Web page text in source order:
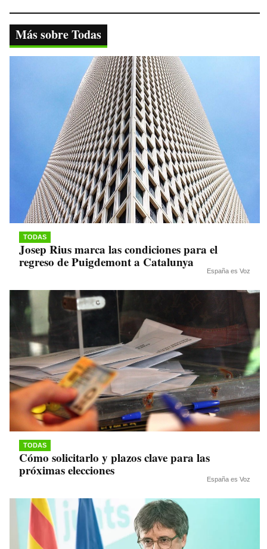
bo
ok
tte
r
ts
A
pp
gr
a
m
y
nk
Más sobre Todas
TODAS
Josep Rius marca las condiciones para el
regreso de Puigdemont a Catalunya
España es Voz
TODAS
Cómo solicitarlo y plazos clave para las
próximas elecciones
España es Voz